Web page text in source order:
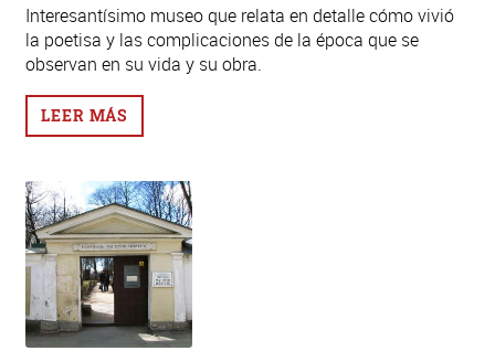
Interesantísimo museo que relata en detalle cómo vivió
la poetisa y las complicaciones de la época que se
observan en su vida y su obra.
LEER MÁS